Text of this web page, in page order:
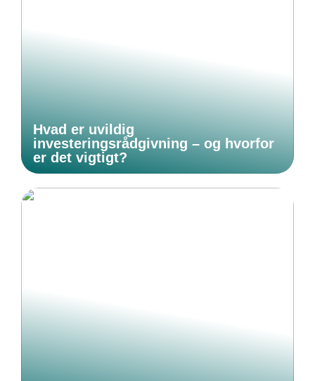
Hvad er uvildig
investeringsrådgivning – og hvorfor
er det vigtigt?